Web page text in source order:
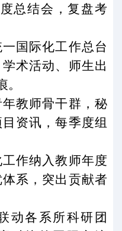
总结会，复盘考
国际化工作总台
术活动、师生出
教师骨干群，秘
资讯，每季度组
作纳入教师年度
系，突出贡献者
动各系所科研团